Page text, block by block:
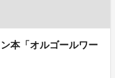
本「オルゴールワー